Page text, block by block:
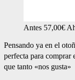
Antes 57,00€
Pensando ya en el
perfecta para comprar
que tanto «nos gusta»